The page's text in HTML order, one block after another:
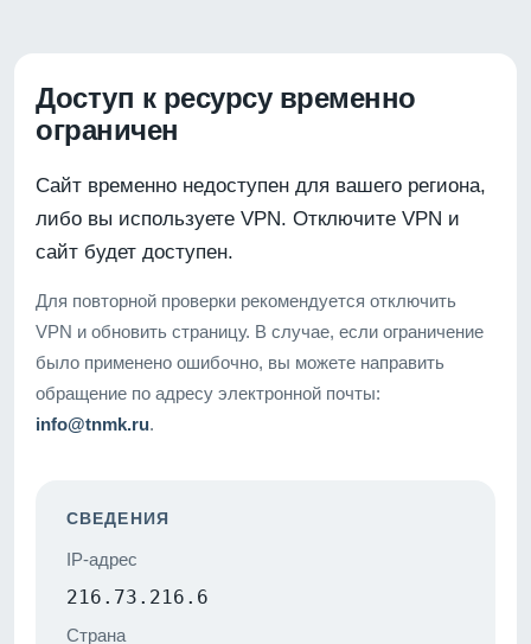
Доступ к ресурсу временно
ограничен
Сайт временно недоступен для вашего региона,
либо вы используете VPN. Отключите VPN и
сайт будет доступен.
Для повторной проверки рекомендуется отключить
VPN и обновить страницу. В случае, если ограничение
было применено ошибочно, вы можете направить
обращение по адресу электронной почты:
info@tnmk.ru.
СВЕДЕНИЯ
IP-адрес
216.73.216.6
Страна